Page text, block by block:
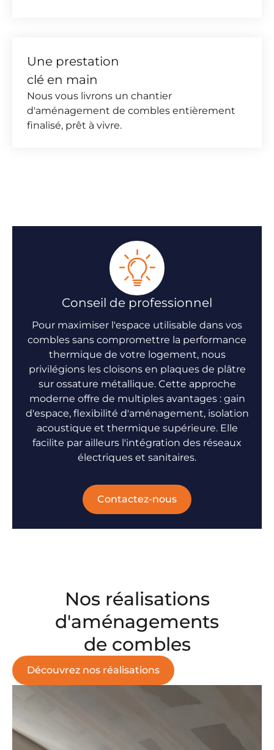
Une prestation
clé en main
Nous vous livrons un chantier
d'aménagement de combles entièrement
finalisé, prêt à vivre.
Conseil de professionnel
Pour maximiser l'espace utilisable dans vos
combles sans compromettre la performance
thermique de votre logement, nous
privilégions les cloisons en plaques de plâtre
sur ossature métallique. Cette approche
moderne offre de multiples avantages : gain
d'espace, flexibilité d'aménagement, isolation
acoustique et thermique supérieure. Elle
facilite par ailleurs l'intégration des réseaux
électriques et sanitaires.
Contactez-nous
Nos réalisations
d'aménagements
de combles
Découvrez nos réalisations